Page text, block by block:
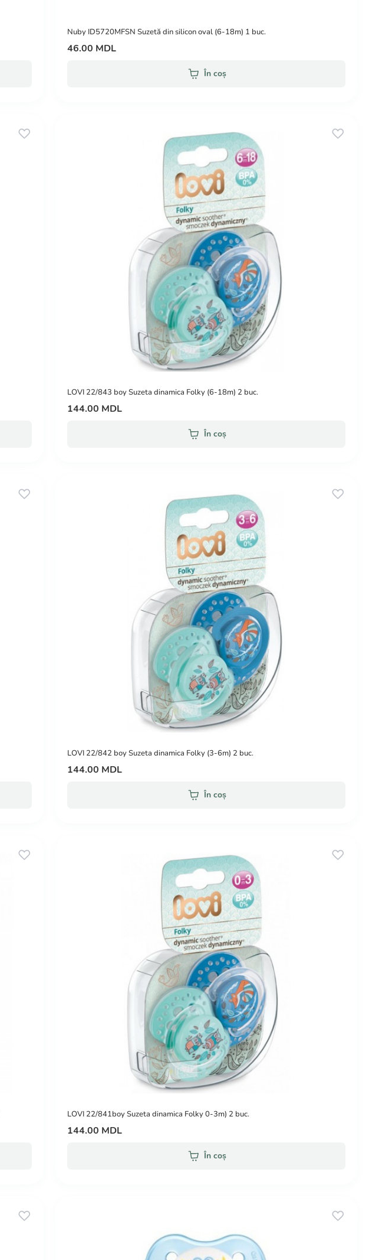
Nuby ID5720MFSN Suzetă din silicon oval (6-18m) 1 buc.
46.00 MDL
În coș
LOVI 22/843 boy Suzeta dinamica Folky (6-18m) 2 buc.
144.00 MDL
În coș
LOVI 22/842 boy Suzeta dinamica Folky (3-6m) 2 buc.
144.00 MDL
În coș
LOVI 22/841boy Suzeta dinamica Folky 0-3m) 2 buc.
144.00 MDL
În coș